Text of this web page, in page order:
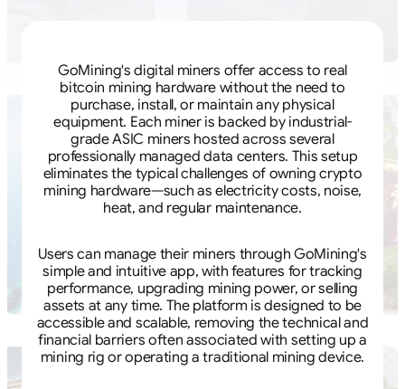
GoMining's digital miners offer access to real
bitcoin mining hardware without the need to
purchase, install, or maintain any physical
equipment. Each miner is backed by industrial-
grade ASIC miners hosted across several
professionally managed data centers. This setup
eliminates the typical challenges of owning crypto
mining hardware—such as electricity costs, noise,
heat, and regular maintenance.
Users can manage their miners through GoMining's
simple and intuitive app, with features for tracking
performance, upgrading mining power, or selling
assets at any time. The platform is designed to be
accessible and scalable, removing the technical and
financial barriers often associated with setting up a
mining rig or operating a traditional mining device.